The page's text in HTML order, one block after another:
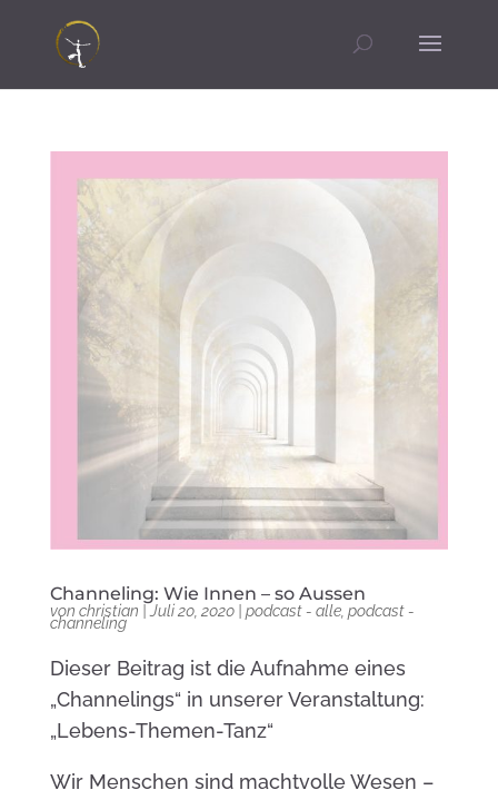
Channeling: Wie Innen – so Aussen
von christian |Juli 20, 2020| podcast - alle, podcast -
channeling
Dieser Beitrag ist die Aufnahme eines
„Channelings“ in unserer Veranstaltung:
„Lebens-Themen-Tanz“
Wir Menschen sind machtvolle Wesen –